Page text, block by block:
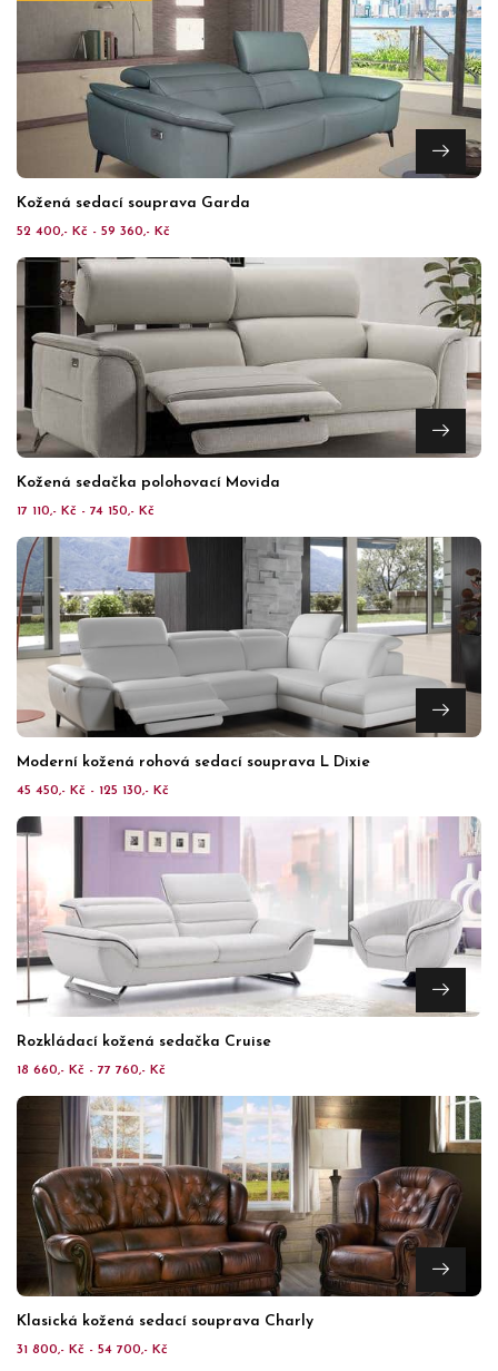
Kožená sedací souprava Garda
52 400,- Kč - 59 360,- Kč
Kožená sedačka polohovací Movida
17 110,- Kč - 74 150,- Kč
Moderní kožená rohová sedací souprava L Dixie
45 450,- Kč - 125 130,- Kč
Rozkládací kožená sedačka Cruise
18 660,- Kč - 77 760,- Kč
Klasická kožená sedací souprava Charly
31 800,- Kč - 54 700,- Kč